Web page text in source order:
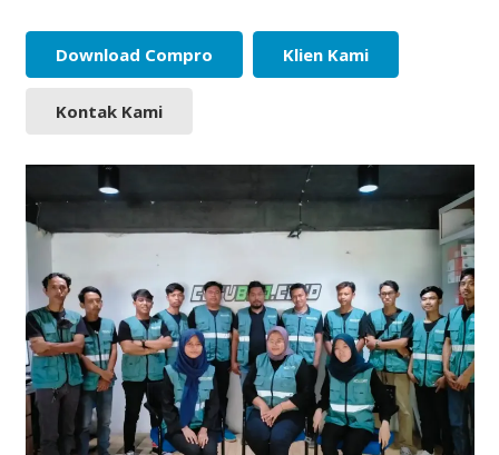
Download Compro Klien Kami
Kontak Kami